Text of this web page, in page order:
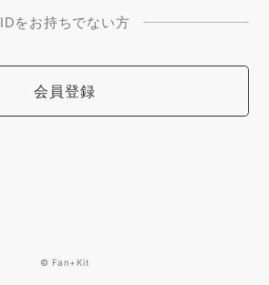
IDをお持ちでない方
会員登録
© Fan+Kit